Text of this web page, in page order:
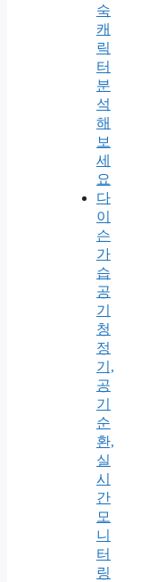
숙
캐
릭
터
분
석
해
보
세
요
다
이
슨
가
습
공
기
청
정
기,
공
기
순
환,
실
시
간
모
니
터
링